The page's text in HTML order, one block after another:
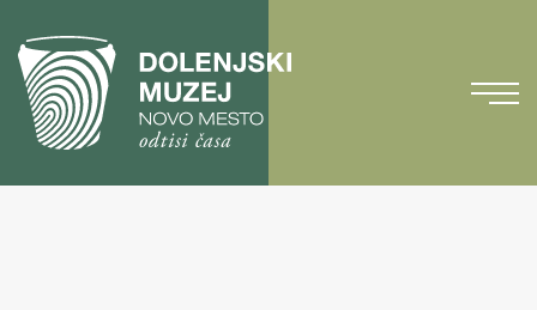
vsebinoNa
glavni
meni